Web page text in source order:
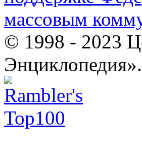
массовым
© 1998 - 2023
Энциклопедия».